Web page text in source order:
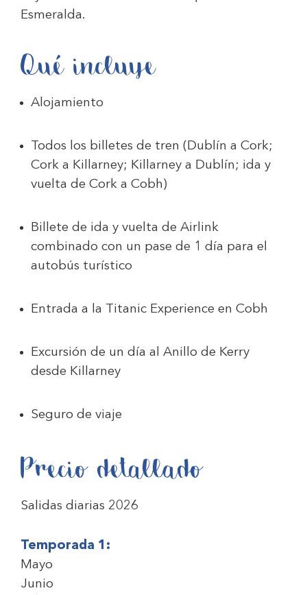
Esmeralda.
Qué incluye
Alojamiento
Todos los billetes de tren (Dublín a Cork;
Cork a Killarney; Killarney a Dublín; ida y
vuelta de Cork a Cobh)
Billete de ida y vuelta de Airlink
combinado con un pase de 1 día para el
autobús turístico
Entrada a la Titanic Experience en Cobh
Excursión de un día al Anillo de Kerry
desde Killarney
Seguro de viaje
Precio detallado
Salidas diarias 2026
Temporada 1:
Mayo
Junio